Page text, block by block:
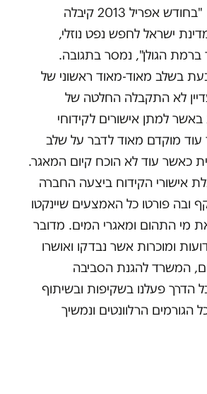
לנקודות הקידוח. "בחודש אפריל 2013 קיבלה
ישראל לחפש נפט נוזלי,
ברמת הגולן", נמסר בתגובה.
בשלב מאוד-מאוד ראשוני של
לא התקבלה החלטה של
למתן אישורים לקידוחי
מוקדם מאוד לדבר על שלב
כאשר עוד לא הוכח קיום המאגר.
אישורי הקידוח ביצעה החברה
ובה פורטו כל האמצעים שיינקטו
מי התהום ומאגרי המים. מדובר
ומוכרות אשר נבדקו ואושרו
המשרד להגנת הסביבה
הדרך פעלנו בשקיפות ובשיתוף
הרלוונטים ונמשיך